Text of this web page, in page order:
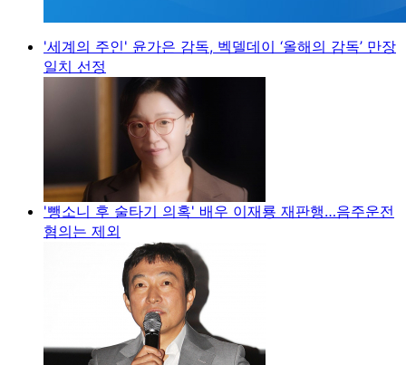
'세계의 주인' 윤가은 감독, 벡델데이 ‘올해의 감독’ 만장
일치 선정
'뺑소니 후 술타기 의혹' 배우 이재룡 재판행…음주운전
혐의는 제외